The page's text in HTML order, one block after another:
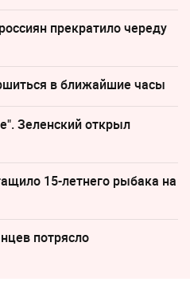
прекратило череду
в ближайшие часы
Зеленский открыл
15-летнего рыбака на
потрясло